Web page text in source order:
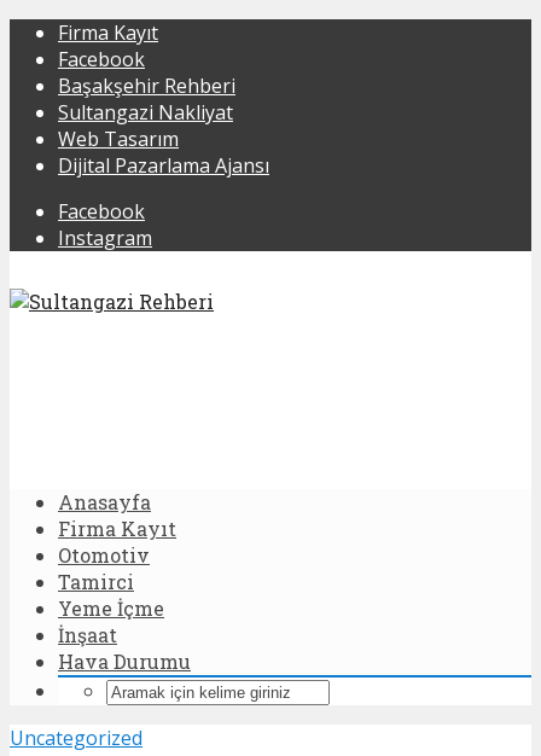
Firma Kayıt
Facebook
Başakşehir Rehberi
Sultangazi Nakliyat
Web Tasarım
Dijital Pazarlama Ajansı
Facebook
Instagram
Anasayfa
Firma Kayıt
Otomotiv
Tamirci
Yeme İçme
İnşaat
Hava Durumu
Uncategorized